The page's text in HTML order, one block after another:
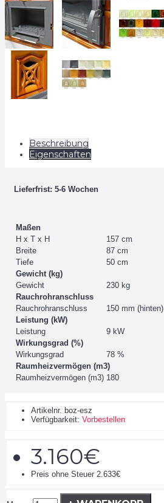
Beschreibung
Eigenschaften
Lieferfrist: 5-6 Wochen
Maßen
H x T x H
157 cm
Breite
87 cm
Tiefe
50 cm
Gewicht (kg)
Gewicht
230 kg
Rauchrohranschluss
Rauchrohranschluss
150 mm (hinten)
Leistung (kW)
Leistung
9 kW
Wirkungsgrad (%)
Wirkungsgrad
78 %
Raumheizvermögen (m3)
Raumheizvermögen (m3) 180
Artikelnr. boz-esz
Verfügbarkeit: Vorbestellen
3.160€
Preis ohne Steuer 2.633€